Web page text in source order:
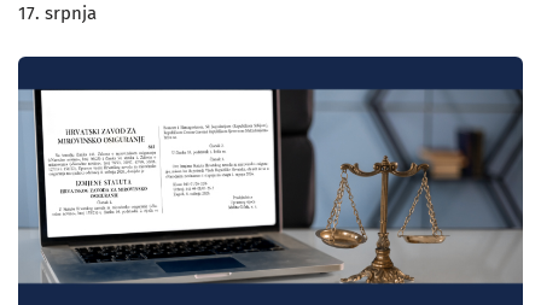
17. srpnja